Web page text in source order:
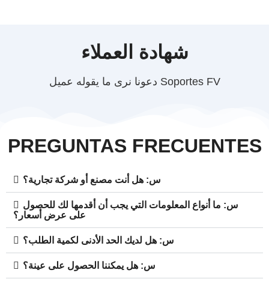
شهادة العملاء
دعونا نرى ما يقوله عميل Soportes FV
PREGUNTAS FRECUENTES
س: هل أنت مصنع أو شركة تجارية؟
س: ما أنواع المعلومات التي يجب أن أقدمها لك للحصول
على عرض أسعار؟
س: هل لديك الحد الأدنى لكمية الطلب؟
س: هل يمكننا الحصول على عينة؟